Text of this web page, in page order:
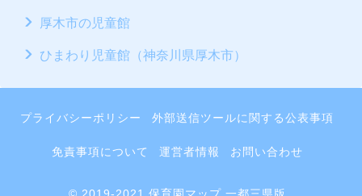
厚木市の児童館
ひまわり児童館（神奈川県厚木市）
プライバシーポリシー 外部送信ツールに関する公表事項
免責事項について 運営者情報 お問い合わせ